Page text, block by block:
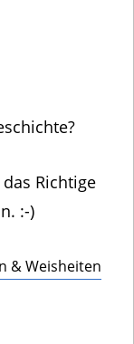
Richtige
:-)
& Weisheiten